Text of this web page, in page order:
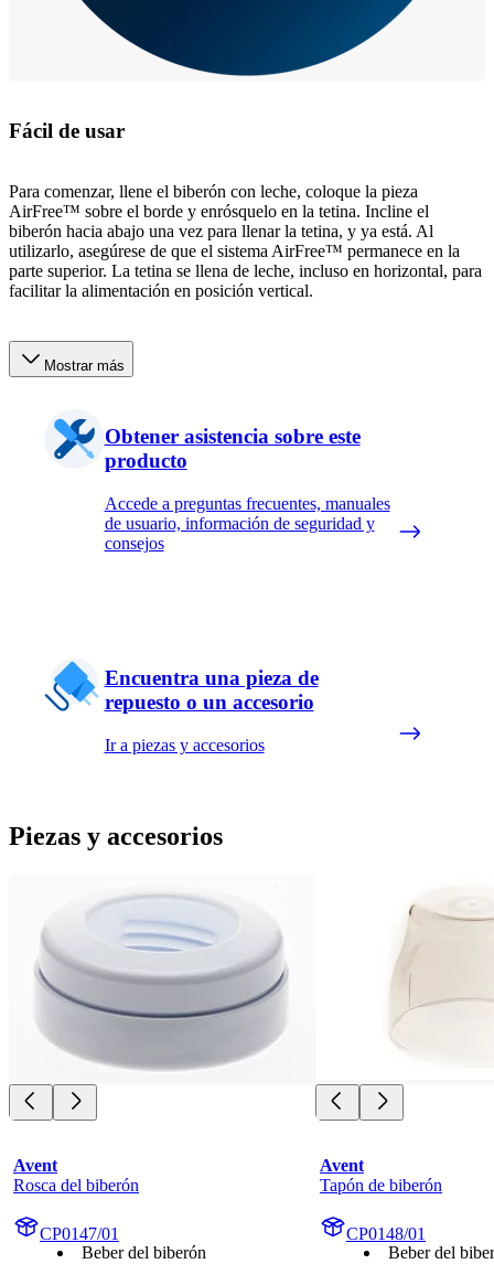
Fácil de usar
Para comenzar, llene el biberón con leche, coloque la pieza
AirFree™ sobre el borde y enrósquelo en la tetina. Incline el
biberón hacia abajo una vez para llenar la tetina, y ya está. Al
utilizarlo, asegúrese de que el sistema AirFree™ permanece en la
parte superior. La tetina se llena de leche, incluso en horizontal, para
facilitar la alimentación en posición vertical.
Mostrar más
Obtener asistencia sobre este
producto
Accede a preguntas frecuentes, manuales
de usuario, información de seguridad y
consejos
Encuentra una pieza de
repuesto o un accesorio
Ir a piezas y accesorios
Piezas y accesorios
Avent
Rosca del biberón
CP0147/01
Beber del biberón
Avent
Tapón de biberón
CP0148/01
Beber del